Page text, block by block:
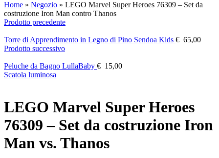
Home » Negozio » LEGO Marvel Super Heroes 76309 – Set da
costruzione Iron Man contro Thanos
Prodotto precedente
Torre di Apprendimento in Legno di Pino Sendoa Kids € 65,00
Prodotto successivo
Peluche da Bagno LullaBaby € 15,00
Scatola luminosa
LEGO Marvel Super Heroes
76309 – Set da costruzione Iron
Man vs. Thanos